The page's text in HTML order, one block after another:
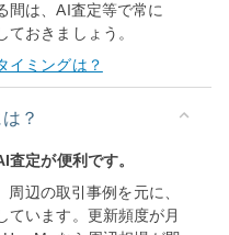
間は、AI査定等で常に
ておきましょう。
イミングは？
？
定が便利です。
辺の取引事例を元に、
ています。更新頻度が月